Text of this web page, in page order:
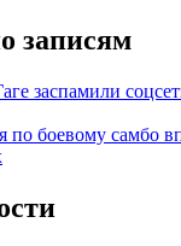
записям
заспамили
по боевому самбо